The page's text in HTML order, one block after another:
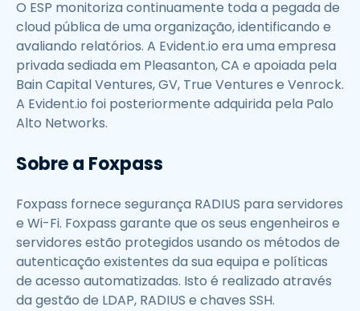
O ESP monitoriza continuamente toda a pegada de
cloud pública de uma organização, identificando e
avaliando relatórios. A Evident.io era uma empresa
privada sediada em Pleasanton, CA e apoiada pela
Bain Capital Ventures, GV, True Ventures e Venrock.
A Evident.io foi posteriormente adquirida pela Palo
Alto Networks.
Sobre a Foxpass
Foxpass fornece segurança RADIUS para servidores
e Wi-Fi. Foxpass garante que os seus engenheiros e
servidores estão protegidos usando os métodos de
autenticação existentes da sua equipa e políticas
de acesso automatizadas. Isto é realizado através
da gestão de LDAP, RADIUS e chaves SSH.